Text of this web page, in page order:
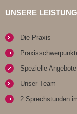
UNSERE
Die Praxis
Spezielle Angebote
Unser Team
2 Sprechstunden